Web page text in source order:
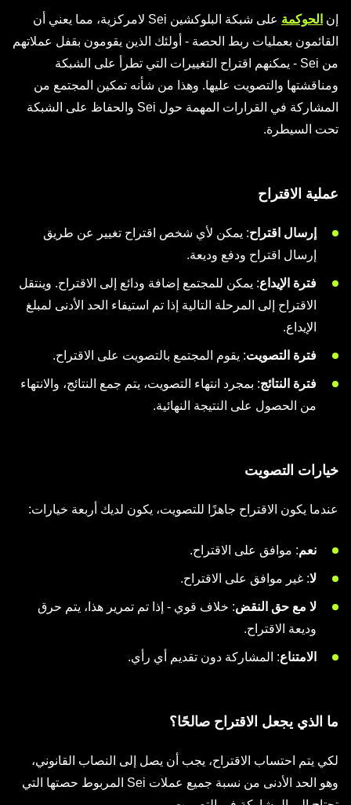
إن الحوكمة
على شبكة البلوكشين Sei لامركزية، مما يعني أن
القائمون بعمليات ربط الحصة - أولئك الذين يقومون بقفل عملاتهم
من Sei - يمكنهم اقتراح التغييرات التي تطرأ على الشبكة
ومناقشتها والتصويت عليها. وهذا من شأنه تمكين المجتمع من
المشاركة في القرارات المهمة حول Sei والحفاظ على الشبكة
تحت السيطرة.
عملية الاقتراح
إرسال اقتراح: يمكن لأي شخص اقتراح تغيير عن طريق
إرسال اقتراح ودفع وديعة.
فترة الإيداع: يمكن للمجتمع إضافة ودائع إلى الاقتراح. وينتقل
الاقتراح إلى المرحلة التالية إذا تم استيفاء الحد الأدنى لمبلغ
الإيداع.
فترة التصويت: يقوم المجتمع بالتصويت على الاقتراح.
فترة النتائج: بمجرد انتهاء التصويت، يتم جمع النتائج، والانتهاء
من الحصول على النتيجة النهائية.
خيارات التصويت
عندما يكون الاقتراح جاهزًا للتصويت، يكون لديك أربعة خيارات:
نعم: موافق على الاقتراح.
لا: غير موافق على الاقتراح.
لا مع حق النقض: خلاف قوي - إذا تم تمرير هذا، يتم حرق
وديعة الاقتراح.
الامتناع: المشاركة دون تقديم أي رأي.
ما الذي يجعل الاقتراح صالحًا؟
لكي يتم احتساب الاقتراح، يجب أن يصل إلى النصاب القانوني،
وهو الحد الأدنى من نسبة جميع عملات Sei المربوط حصتها التي